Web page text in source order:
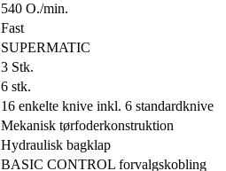
540 O./min.
Fast
SUPERMATIC
3 Stk.
6 stk.
16 enkelte knive inkl. 6 standardknive
Mekanisk tørfoderkonstruktion
Hydraulisk bagklap
BASIC CONTROL forvalgskobling